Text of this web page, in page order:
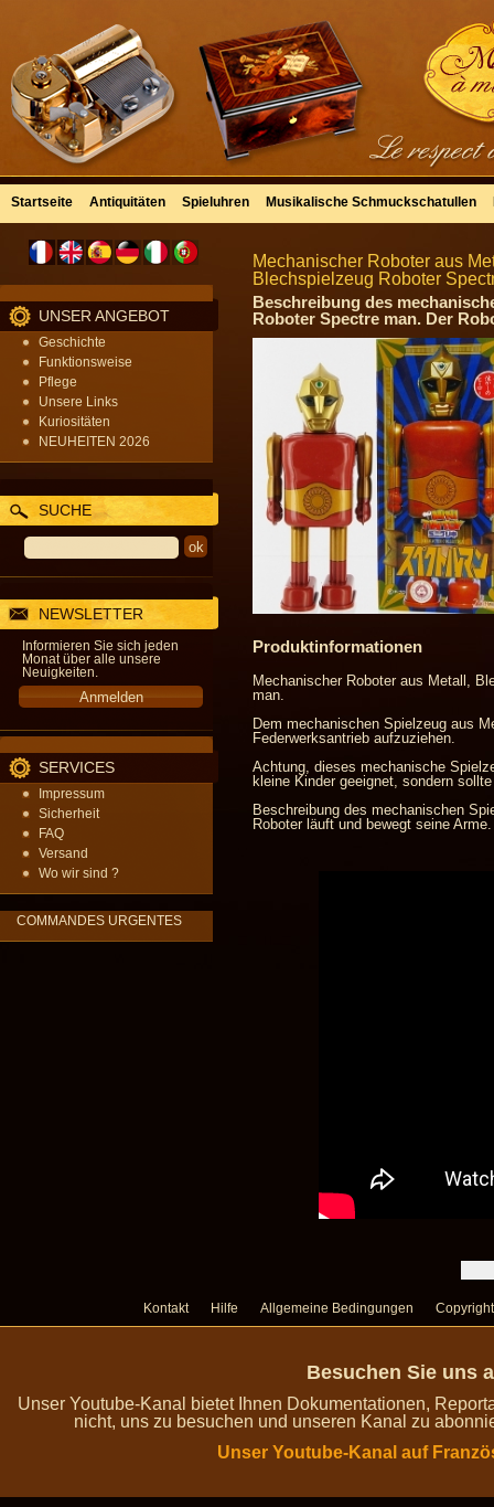
Startseite Antiquitäten Spieluhren Musikalische Schmuckschatullen
UNSER ANGEBOT
Geschichte
Funktionsweise
Pflege
Unsere Links
Kuriositäten
NEUHEITEN 2026
SUCHE
NEWSLETTER
Informieren Sie sich jeden
Monat über alle unsere
Neuigkeiten.
SERVICES
Impressum
Sicherheit
FAQ
Versand
Wo wir sind ?
COMMANDES URGENTES
Mechanischer Roboter aus
Blechspielzeug Roboter
Beschreibung des
Roboter Spectre man. Der
Produktinformationen
Mechanischer Roboter aus Metall,
man.
Dem mechanischen Spielzeug aus
Federwerksantrieb aufzuziehen.
Achtung, dieses mechanische
kleine Kinder geeignet, sondern
Beschreibung des mechanischen
Roboter läuft und bewegt seine Arme.
Kontakt Hilfe Allgemeine Bedingungen Copyright
Besuchen Sie uns
Unser Youtube-Kanal bietet Ihnen Dokumentationen,
nicht, uns zu besuchen und unseren Kanal zu
Unser Youtube-Kanal auf